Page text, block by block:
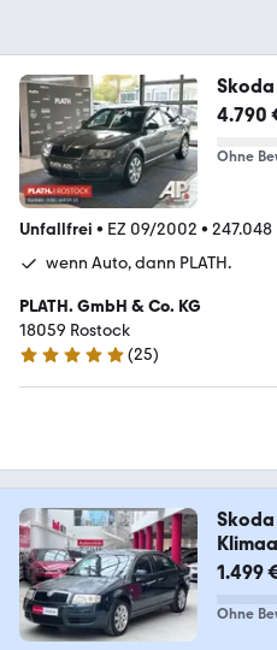
4.790
Ohne
Unfallfrei • EZ 09/2002 • 247.048
wenn Auto, dann PLATH.
PLATH. GmbH & Co. KG
18059 Rostock
4.9 Sterne
(25)
1.499
Ohne